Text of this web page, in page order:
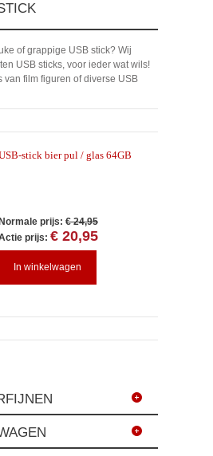
of grappige USB stick? Wij
USB sticks, voor ieder wat wils!
van film figuren of diverse USB
stick bier pul / glas 64GB
Normale prijs: € 24,95
prijs: € 20,95
In winkelwagen